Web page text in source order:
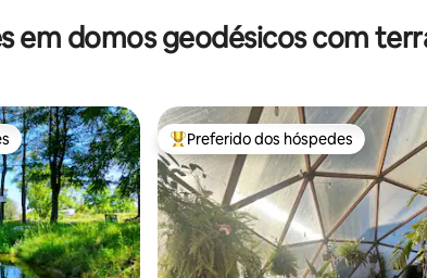
em domos geodésicos com
Entre os melhores preferidos dos
Preferido dos hóspedes